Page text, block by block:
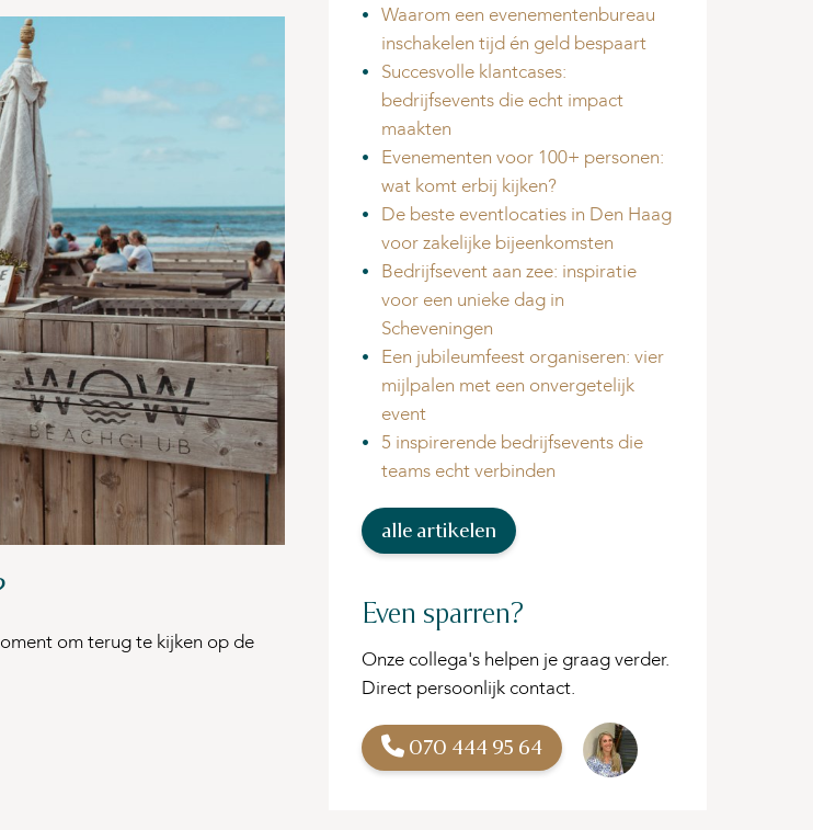
om terug te kijken op de
Waarom een evenementenbureau
inschakelen tijd én geld bespaart
Succesvolle klantcases:
bedrijfsevents die echt impact
maakten
Evenementen voor 100+ personen:
wat komt erbij kijken?
De beste eventlocaties in Den Haag
voor zakelijke bijeenkomsten
Bedrijfsevent aan zee: inspiratie
voor een unieke dag in
Scheveningen
Een jubileumfeest organiseren: vier
mijlpalen met een onvergetelijk
event
5 inspirerende bedrijfsevents die
teams echt verbinden
alle artikelen
Even sparren?
Onze collega's helpen je graag verder.
Direct persoonlijk contact.
070 444 95 64